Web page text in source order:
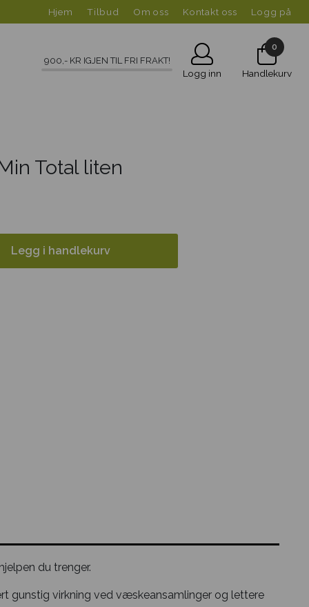
Hjem Tilbud Om oss Kontakt oss Logg på
900,- KR IGJEN TIL FRI FRAKT!
Logg inn
0
Handlekurv
Total liten
Legg i handlekurv
du trenger.
gunstig virkning ved væskeansamlinger og lettere